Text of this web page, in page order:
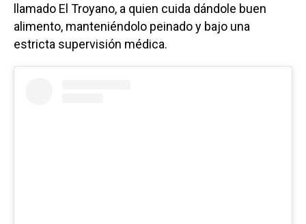
llamado El Troyano, a quien cuida dándole buen
alimento, manteniéndolo peinado y bajo una
estricta supervisión médica.